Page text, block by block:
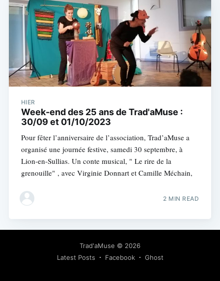
HIER
Week-end des 25 ans de Trad'aMuse :
30/09 et 01/10/2023
Pour fêter l’anniversaire de l’association, Trad’aMuse a
organisé une journée festive, samedi 30 septembre, à
Lion-en-Sullias. Un conte musical, " Le rire de la
grenouille" , avec Virginie Donnart et Camille Méchain,
2 MIN READ
Trad'aMuse © 2026
Latest Posts
Facebook Ghost